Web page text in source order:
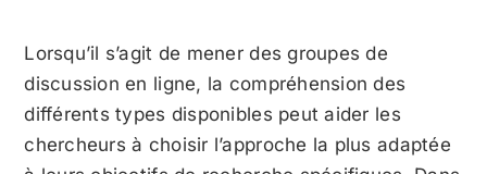
Lorsqu’il s’agit de mener des groupes de
discussion en ligne, la compréhension des
différents types disponibles peut aider les
chercheurs à choisir l’approche la plus adaptée